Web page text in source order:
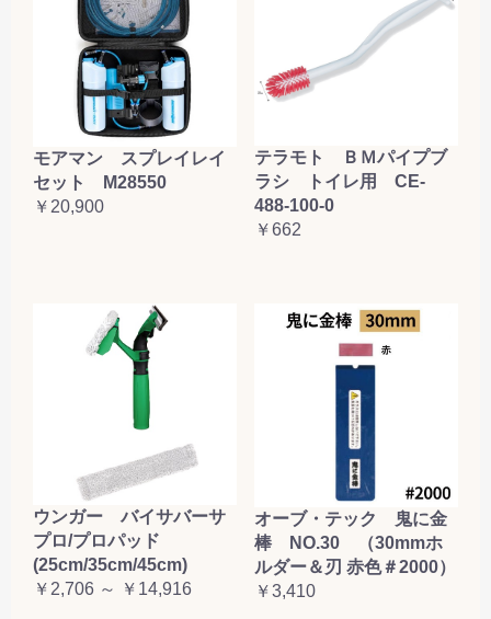
モアマン スプレイレイ
セット M28550
￥20,900
テラモト ＢＭパイプブ
ラシ トイレ用 CE-
488-100-0
￥662
ウンガー バイサバーサ
プロ/プロパッド
(25cm/35cm/45cm)
￥2,706 ～ ￥14,916
オーブ・テック 鬼に金
棒 NO.30 （30mmホ
ルダー＆刃 赤色＃2000）
￥3,410